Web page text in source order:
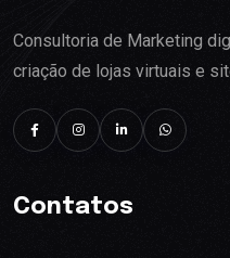
Consultoria de Marketing
criação de lojas virtuais e
Contatos